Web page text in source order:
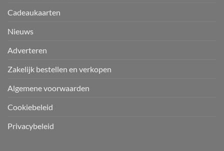
Cadeaukaarten
Nieuws
Adverteren
Zakelijk bestellen en verkopen
Algemene voorwaarden
Cookiebeleid
Privacybeleid